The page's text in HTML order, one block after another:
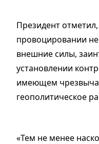
Президент
провоцировании
внешние силы,
установлении
имеющем
геополитическое
«Тем не менее